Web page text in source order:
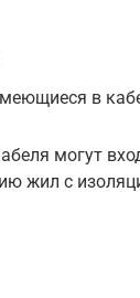
в
могут
жил с